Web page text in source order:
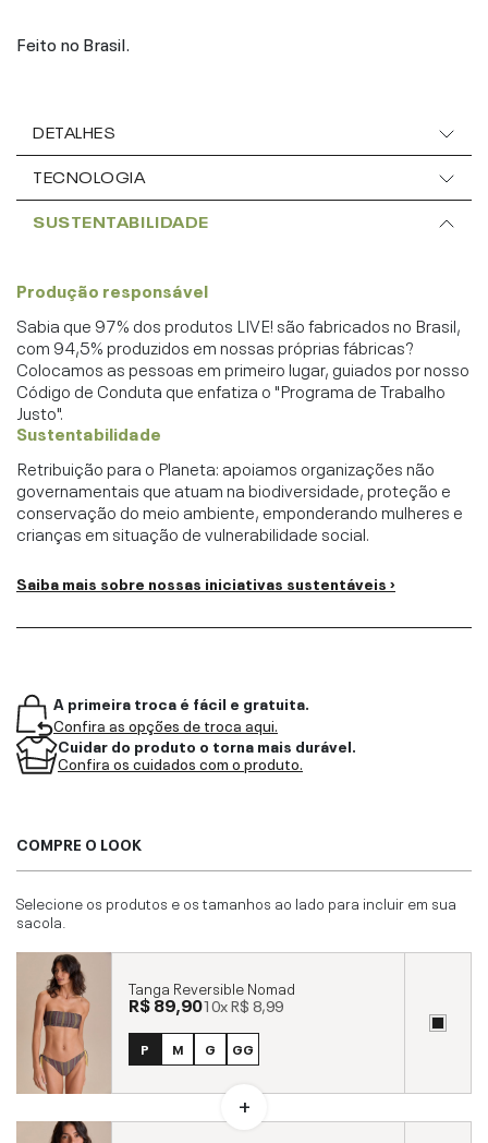
Feito no Brasil.
DETALHES
TECNOLOGIA
SUSTENTABILIDADE
Produção responsável
Sabia que 97% dos produtos LIVE! são fabricados no Brasil,
com 94,5% produzidos em nossas próprias fábricas?
Colocamos as pessoas em primeiro lugar, guiados por nosso
Código de Conduta que enfatiza o "Programa de Trabalho
Justo".
Sustentabilidade
Retribuição para o Planeta: apoiamos organizações não
governamentais que atuam na biodiversidade, proteção e
conservação do meio ambiente, emponderando mulheres e
crianças em situação de vulnerabilidade social.
Saiba mais sobre nossas iniciativas sustentáveis ›
A primeira troca é fácil e gratuita.
Confira as opções de troca aqui.
Cuidar do produto o torna mais durável.
Confira os cuidados com o produto.
COMPRE O LOOK
Selecione os produtos e os tamanhos ao lado para incluir em sua
sacola.
Tanga Reversible Nomad
R$ 89,9010xR$ 8,99
P M G GG